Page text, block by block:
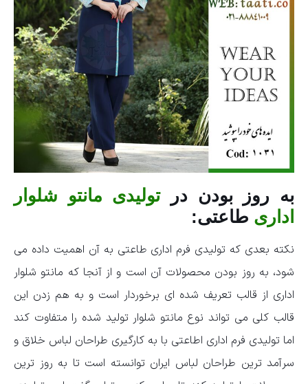
به روز بودن درتولیدی مانتو شلوار
اداری طاعتی:
نکته بعدی که تولیدی فرم اداری طاعتی به آن اهمیت داده می
شود، به روز بودن محصولات آن است و از آنجا که مانتو شلوار
اداری از قالب تعریف شده ای برخوردار است و به هم زدن این
قالب کلی می تواند نوع مانتو شلوار تولید شده را متفاوت کند
اما تولیدی فرم اداری اطاعتی با به‌ کارگیری طراحان لباس خلاق و
سرآمد ترین طراحان لباس ایران توانسته است تا به روز ترین